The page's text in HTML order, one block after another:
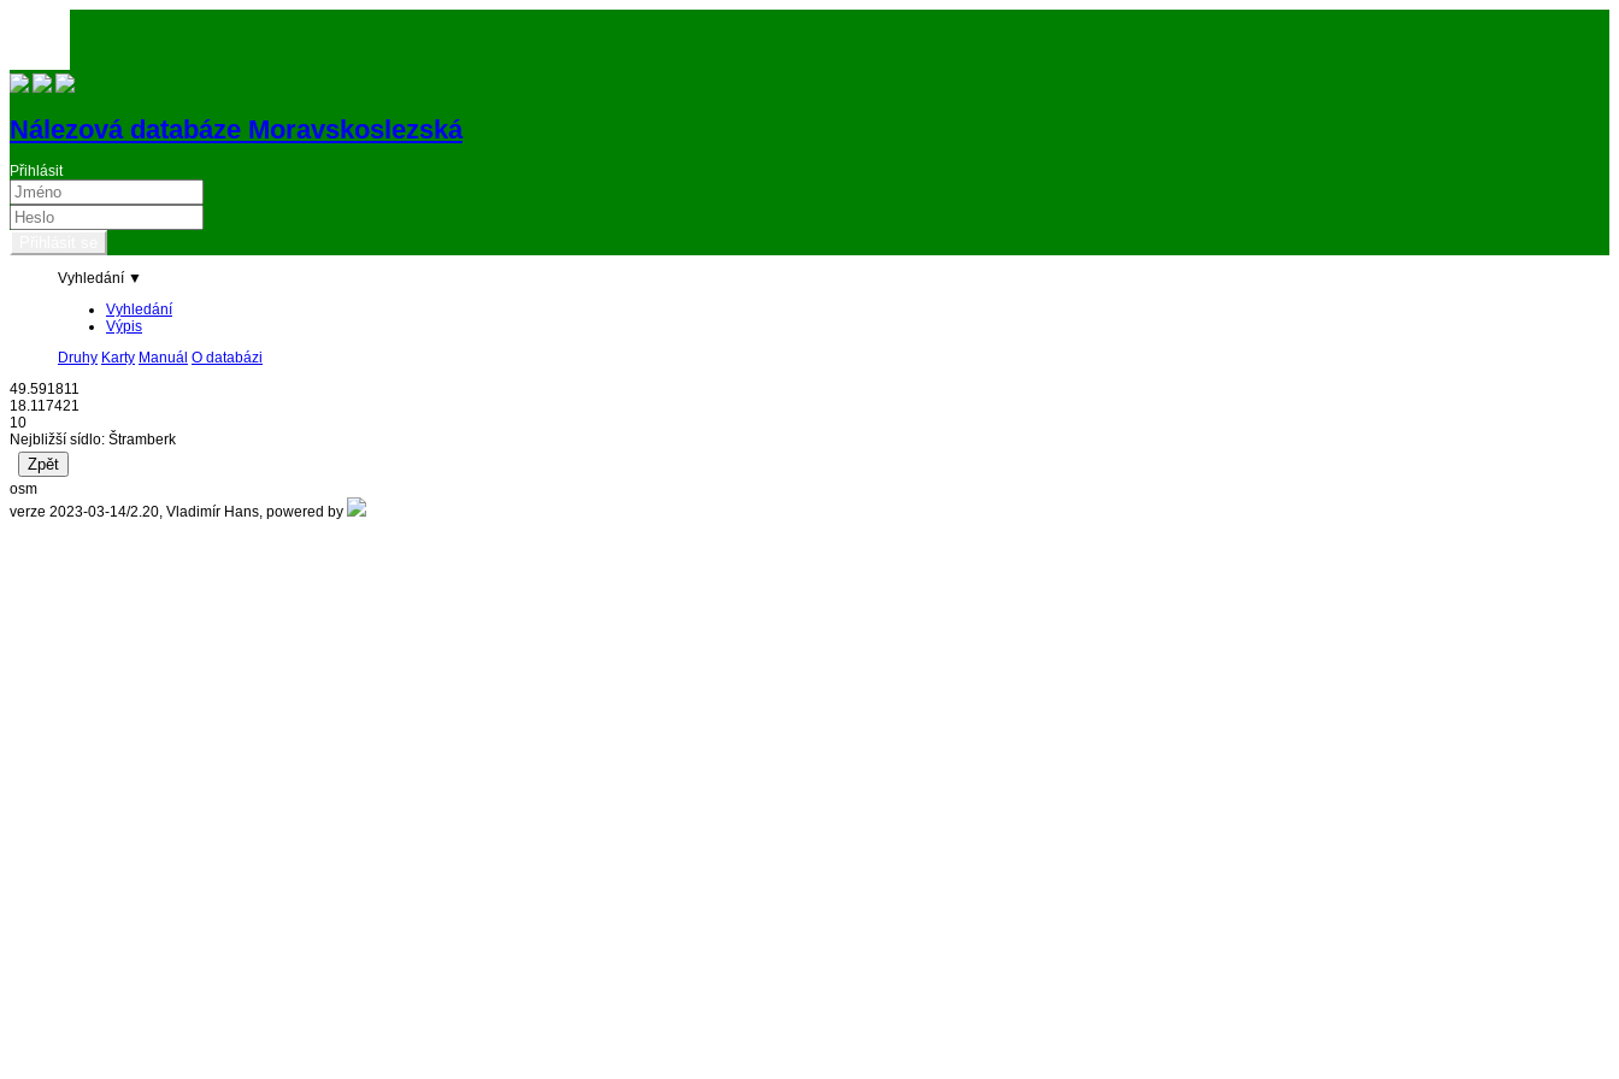
Nálezová databáze Moravskoslezská
Přihlásit
Vyhledání ▼
Vyhledání
Výpis
Druhy Karty Manuál O databázi
49.591811
18.117421
10
Nejbližší sídlo: Štramberk
osm
verze 2023-03-14/2.20, Vladimír Hans, powered by